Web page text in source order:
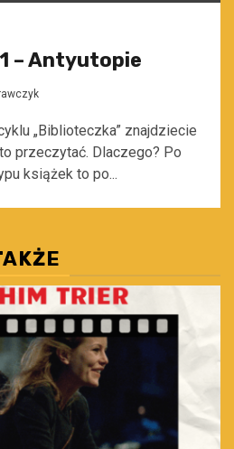
– Antyutopie
„Biblioteczka” znajdziecie
przeczytać. Dlaczego? Po
książek to po...